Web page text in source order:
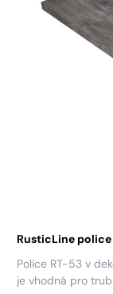
RusticLine
Police RT-53 v
je vhodná pro